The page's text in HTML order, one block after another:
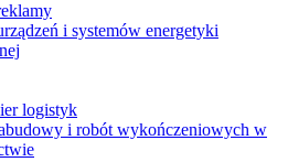
i systemów energetyki
logistyk
i robót wykończeniowych w